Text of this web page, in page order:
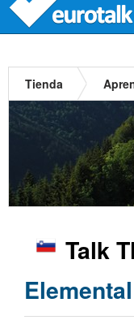
Tienda
Talk
Elemental